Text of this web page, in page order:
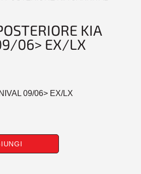
KIA
06> EX/LX
09/06> EX/LX